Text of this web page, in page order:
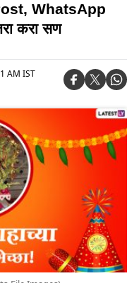
WhatsApp
करा सण
AM IST